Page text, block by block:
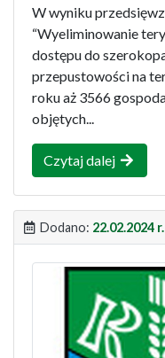
W wyniku
“Wyeliminowanie
dostępu do
przepustowości na
roku aż 3566
objętych...
Czytaj dalej
Dodano: 22.02.2024 r.